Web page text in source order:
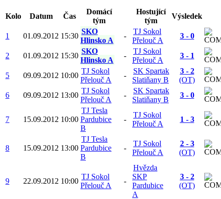
Kolo Datum Čas
Domácí
tým
Hostující
tým
Výsledek
1 01.09.2012 15:30
SKO
Hlinsko A
-
TJ Sokol
Přelouč A
3 - 0
2 01.09.2012 15:30
SKO
Hlinsko A
-
TJ Sokol
Přelouč A
3 - 1
5 09.09.2012 10:00
TJ Sokol
Přelouč A
-
SK Spartak
Slatiňany B
3 - 2
(OT)
6
09.09.2012 13:00
TJ Sokol
Přelouč A
-
SK Spartak
Slatiňany B
3 - 0
7 15.09.2012 10:00
TJ Tesla
Pardubice
B
-
TJ Sokol
Přelouč A
1 - 3
8 15.09.2012 13:00
TJ Tesla
Pardubice
B
-
TJ Sokol
Přelouč A
2 - 3
(OT)
9 22.09.2012 10:00
TJ Sokol
Přelouč A
-
Hvězda
SKP
Pardubice
A
3 - 2
(OT)